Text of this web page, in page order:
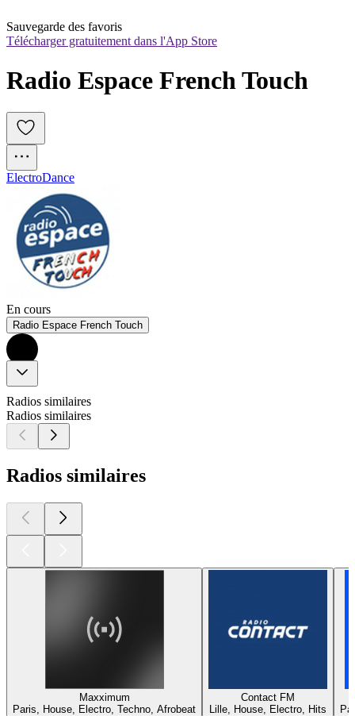
Sauvegarde des favoris
Télécharger gratuitement dans l'App Store
Radio Espace French Touch
ElectroDance
En cours
Radio Espace French Touch
Radios similaires
Radios similaires
Radios similaires
Maxximum
Paris, House, Electro, Techno, Afrobeat
Contact FM
Lille, House, Electro, Hits